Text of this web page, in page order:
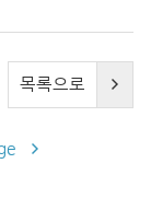
목록으로